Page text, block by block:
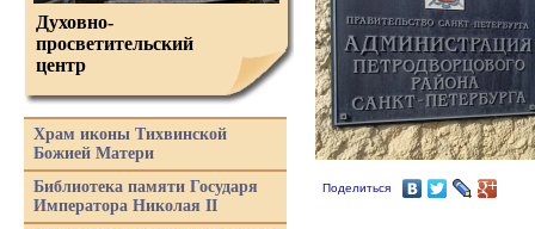
Поделиться
Духовно-
просветительский
центр
Храм иконы Тихвинской
Божией Матери
Библиотека памяти Государя
Императора Николая II